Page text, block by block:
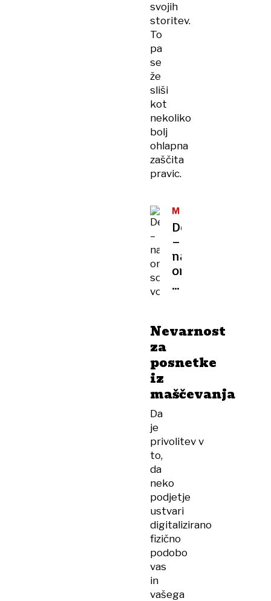
svojih
storitev.
To
pa
se
že
sliši
kot
nekoliko
bolj
ohlapna
zaščita
pravic.
MEDIJSKA
PISMENOST
Dezinformacija
–
najtišje
orožje
sodobnih
Nevarnost
za
posnetke
iz
maščevanja
Da
je
privolitev v
to,
da
neko
podjetje
ustvari
digitalizirano
fizično
podobo
vas
in
vašega